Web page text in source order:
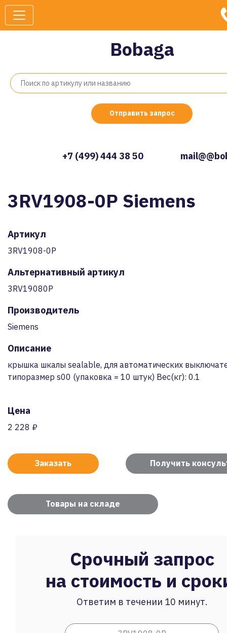
Bobaga
Отправить запрос
+7 (499) 444 38 50
3RV1908-0P Siemens
Артикул
3RV1908-0P
Альтернативный артикул
3RV19080P
Производитель
Siemens
Описание
крышка шкалы sealable, для автоматических
типоразмер s00 (упаковка = 10 штук) Вес(кг): 0.1
Цена
2 228 ₽
Заказать Получить
Товары на складе
Срочный запрос
на стоимость и
Ответим в течении 10 минут.